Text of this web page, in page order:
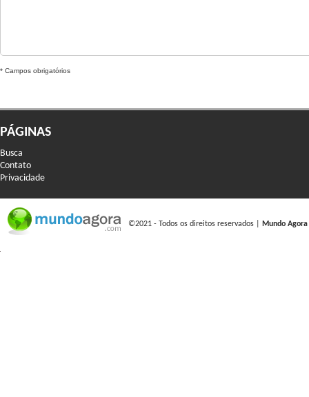
* Campos obrigatórios
PÁGINAS
Busca
Contato
Privacidade
©2021 - Todos os direitos reservados | Mundo Agora